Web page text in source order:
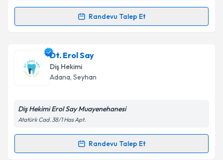
kapsamda işlenmesini kabul ediyorum.
Randevu Talep Et
Randevu Takvimi Talebi
Dt. Sıdıka Küçükoğlu Kaleli
talebi oluşturun. Size bu uzmandan randevu almanız
için bir takvim hazırlandığında e-posta ile
bilgilendireceğiz.
Kişisel verilerimin işlenmesine ilişkinAydınlatma
Dt. Erol Say
Diş Hekimi
Adana, Seyhan
Diş Hekimi Erol Say Muayenehanesi
Atatürk Cad. 38/1 Has Apt.
Randevu Talep Et
Randevu Takvimi Talebi